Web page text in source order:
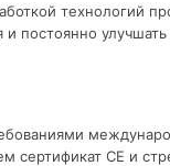
технологий
постоянно
сертификат CE и